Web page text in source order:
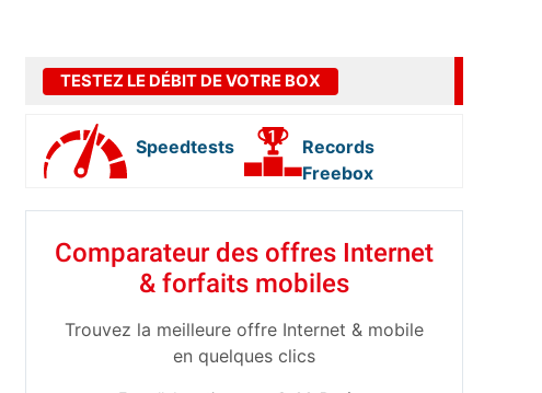
TESTEZ LE DÉBIT DE VOTRE BOX
Speedtests
Records
Freebox
Comparateur des offres Internet
& forfaits mobiles
Trouvez la meilleure offre Internet & mobile
en quelques clics